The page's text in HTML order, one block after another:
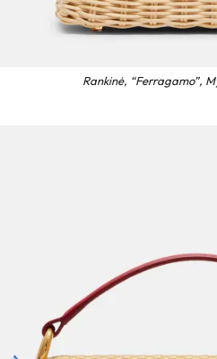
Rankinė, “Ferragamo”,